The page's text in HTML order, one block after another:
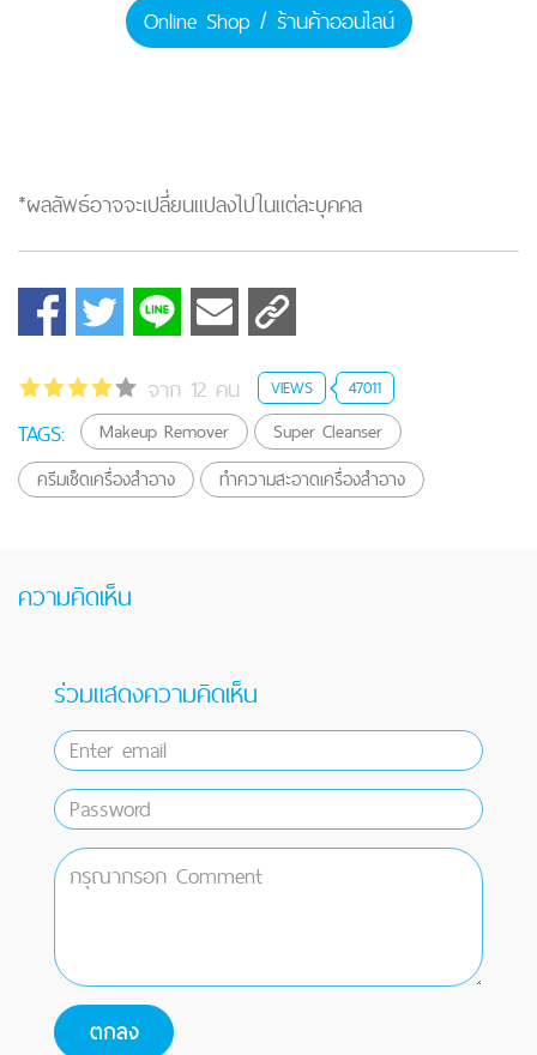
Online Shop / ร้านค้าออนไลน์
*ผลลัพธ์อาจจะเปลี่ยนแปลงไปในแต่ละบุคคล
จาก 12 คน VIEWS 47011
TAGS: Makeup Remover
Super Cleanser
ครีมเช็ดเครื่องสำอาง
ทำความสะอาดเครื่องสำอาง
ความคิดเห็น
ร่วมแสดงความคิดเห็น